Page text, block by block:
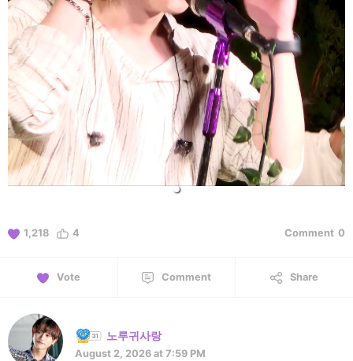
1,218 4 Comment 0
Vote Comment Share
노루귀사랑
August 2, 2026 at 7:59 PM